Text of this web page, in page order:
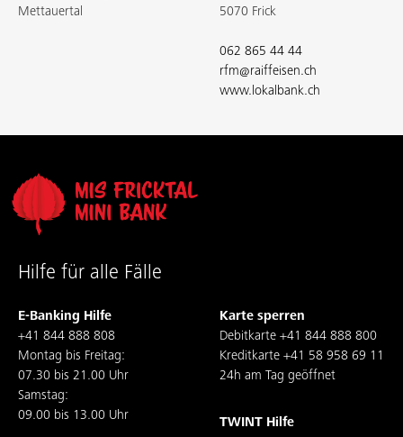
5070 Frick
062 865 44 44
rfm@raiffeisen.ch
www.lokalbank.ch
Hilfe für alle Fälle
E-Banking Hilfe
+41 844 888 808
Montag bis Freitag:
07.30 bis 21.00 Uhr
Samstag:
09.00 bis 13.00 Uhr
Karte sperren
Debitkarte +41 844 888 800
Kreditkarte +41 58 958 69 11
24h am Tag geöffnet
TWINT Hilfe